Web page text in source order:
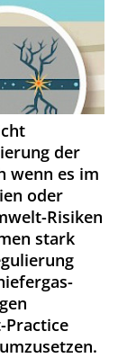
der
wenn es im
oder
Risiken
stark
Practice